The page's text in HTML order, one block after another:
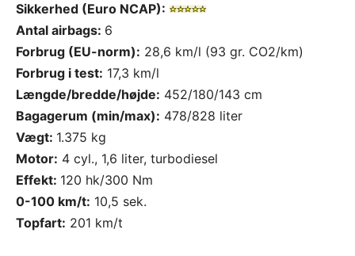
Sikkerhed (Euro NCAP):
Antal airbags: 6
Forbrug (EU-norm): 28,6 km/l (93 gr. CO2/km)
Forbrug i test: 17,3 km/l
Længde/bredde/højde: 452/180/143 cm
Bagagerum (min/max): 478/828 liter
Vægt: 1.375 kg
Motor: 4 cyl., 1,6 liter, turbodiesel
Effekt: 120 hk/300 Nm
0-100 km/t: 10,5 sek.
Topfart: 201 km/t